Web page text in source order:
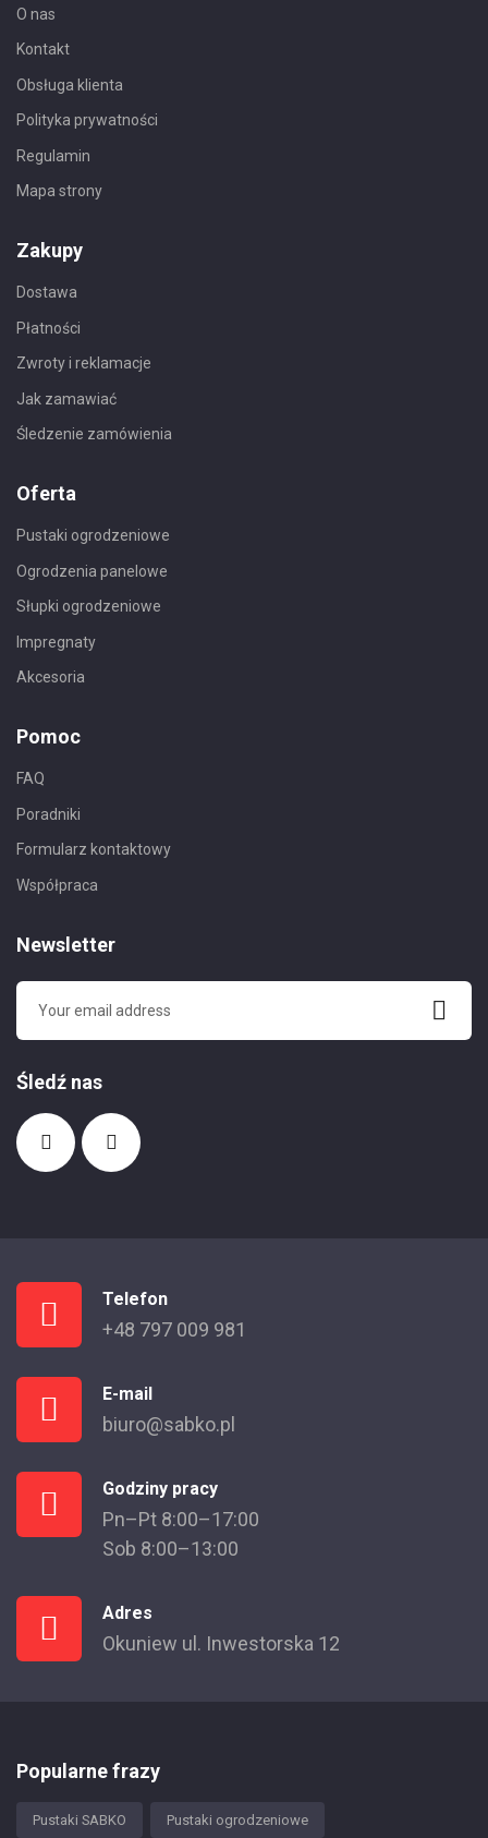
O nas
Kontakt
Obsługa klienta
Polityka prywatności
Regulamin
Mapa strony
Zakupy
Dostawa
Płatności
Zwroty i reklamacje
Jak zamawiać
Śledzenie zamówienia
Oferta
Pustaki ogrodzeniowe
Ogrodzenia panelowe
Słupki ogrodzeniowe
Impregnaty
Akcesoria
Pomoc
FAQ
Poradniki
Formularz kontaktowy
Współpraca
Newsletter
Śledź nas
Telefon
+48 797 009 981
E-mail
biuro@sabko.pl
Godziny pracy
Pn–Pt 8:00–17:00
Sob 8:00–13:00
Adres
Okuniew ul. Inwestorska 12
Popularne frazy
Pustaki SABKO Pustaki ogrodzeniowe